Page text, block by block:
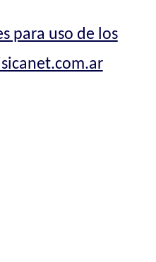
para uso de los